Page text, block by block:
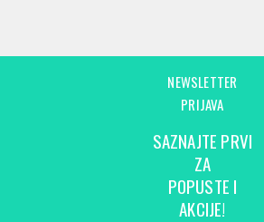
NEWSLETTER
PRIJAVA
SAZNAJTE PRVI
ZA
POPUSTE I
AKCIJE!